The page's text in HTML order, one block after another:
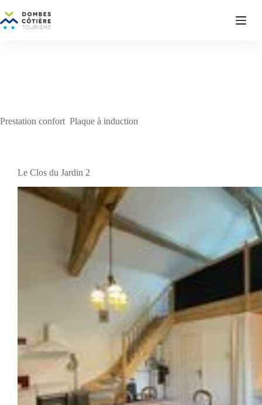
au
contenu
Prestation confort Plaque à induction
Le Clos du Jardin 2